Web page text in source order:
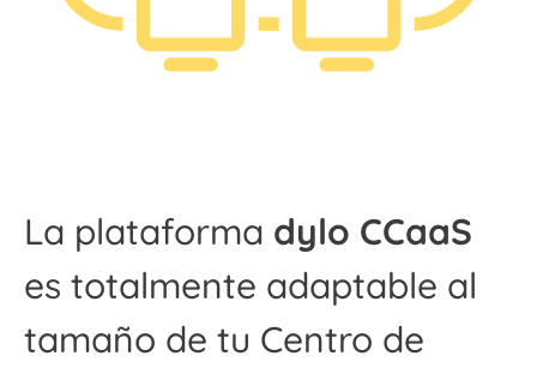
La plataforma dylo CCaaS
es totalmente adaptable al
tamaño de tu Centro de